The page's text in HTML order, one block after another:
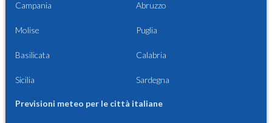
Campania Abruzzo
Molise Puglia
Basilicata Calabria
Sicilia Sardegna
Previsioni meteo per le città italiane